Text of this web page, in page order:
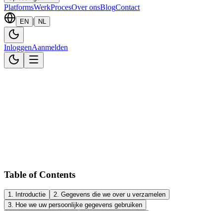
PlatformsWerkProcesOver onsBlogContact
EN | NL
InloggenAanmelden
Table of Contents
1. Introductie
2. Gegevens die we over u verzamelen
3. Hoe we uw persoonlijke gegevens gebruiken